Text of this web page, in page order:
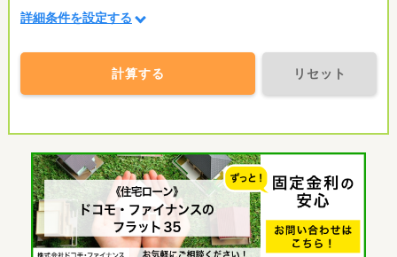
詳細条件を設定する
計算する リセット